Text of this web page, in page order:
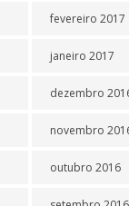
fevereiro 2017
janeiro 2017
dezembro
novembro
outubro 2016